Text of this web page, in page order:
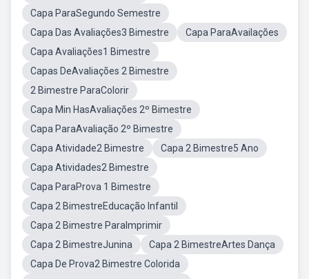
Capa ParaSegundo Semestre
Capa Das Avaliações3 Bimestre
Capa ParaAvailações
Capa Avaliações1 Bimestre
Capas DeAvaliações 2 Bimestre
2 Bimestre ParaColorir
Capa Min HasAvaliações 2º Bimestre
Capa ParaAvaliação 2º Bimestre
Capa Atividade2 Bimestre
Capa 2 Bimestre5 Ano
Capa Atividades2 Bimestre
Capa ParaProva 1 Bimestre
Capa 2 BimestreEducação Infantil
Capa 2 Bimestre ParaImprimir
Capa 2 BimestreJunina
Capa 2 BimestreArtes Dança
Capa De Prova2 Bimestre Colorida